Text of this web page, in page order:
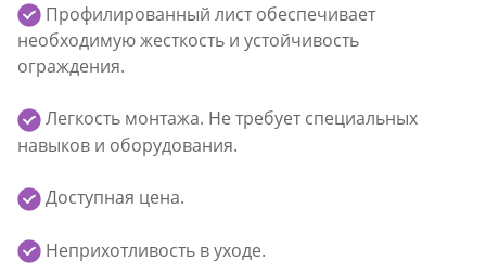
Профилированный лист обеспечивает
необходимую жесткость и устойчивость
ограждения.
Легкость монтажа. Не требует специальных
навыков и оборудования.
Доступная цена.
Неприхотливость в уходе.